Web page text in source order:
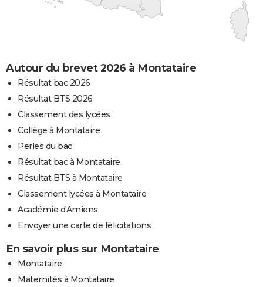
Autour du brevet 2026 à Montataire
Résultat bac 2026
Résultat BTS 2026
Classement des lycées
Collège à Montataire
Perles du bac
Résultat bac à Montataire
Résultat BTS à Montataire
Classement lycées à Montataire
Académie d'Amiens
Envoyer une carte de félicitations
En savoir plus sur Montataire
Montataire
Maternités à Montataire